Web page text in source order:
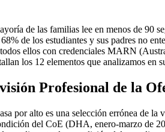
de las familias lee en menos de 90
de los estudiantes y sus padres no
ellos con credenciales MARN
los 12 elementos que analizamos en
Profesional de la
por alto es una selección errónea de
del CoE (DHA, enero-marzo de